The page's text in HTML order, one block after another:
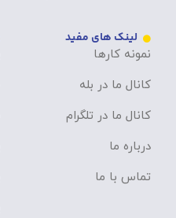
لینک های مفید
نمونه کارها
کانال ما در بله
کانال ما در تلگرام
درباره ما
تماس با ما